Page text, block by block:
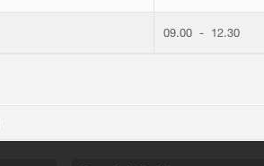
09.00 - 12.30